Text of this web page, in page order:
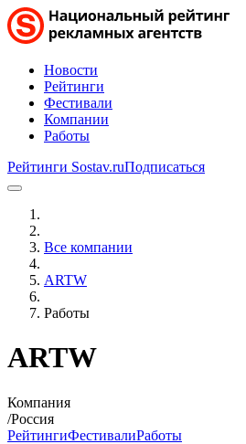
Новости
Рейтинги
Фестивали
Компании
Работы
Рейтинги Sostav.ruПодписаться
Все компании
ARTW
Работы
ARTW
Компания
/Россия
РейтингиФестивалиРаботы